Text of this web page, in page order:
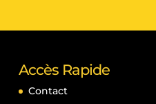
Accès Rapide
Contact